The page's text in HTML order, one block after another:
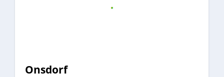
Onsdorf